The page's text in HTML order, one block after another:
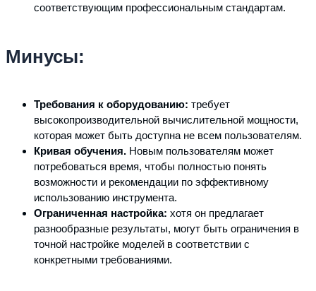
соответствующим профессиональным стандартам.
Минусы:
Требования к оборудованию: требует
высокопроизводительной вычислительной мощности,
которая может быть доступна не всем пользователям.
Кривая обучения. Новым пользователям может
потребоваться время, чтобы полностью понять
возможности и рекомендации по эффективному
использованию инструмента.
Ограниченная настройка: хотя он предлагает
разнообразные результаты, могут быть ограничения в
точной настройке моделей в соответствии с
конкретными требованиями.